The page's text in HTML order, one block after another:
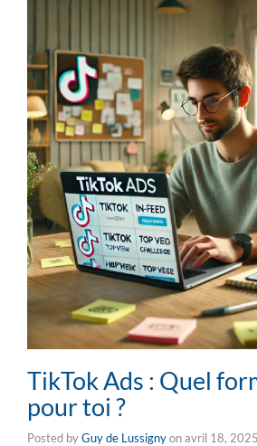
TikTok Ads : Quel
pour toi ?
Posted byGuy de Lussignyonavril 18, 2025